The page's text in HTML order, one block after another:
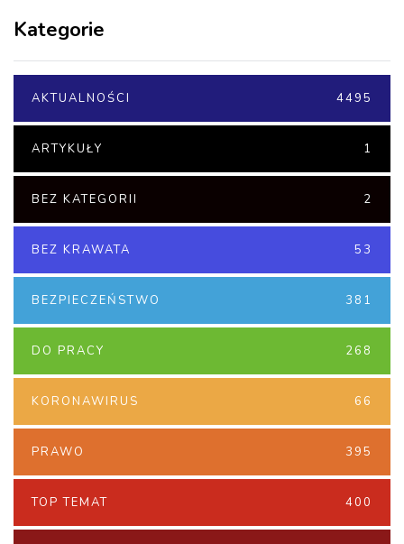
Kategorie
AKTUALNOŚCI 4495
ARTYKUŁY 1
BEZ KATEGORII 2
BEZ KRAWATA 53
BEZPIECZEŃSTWO 381
DO PRACY 268
KORONAWIRUS 66
PRAWO 395
TOP TEMAT 400